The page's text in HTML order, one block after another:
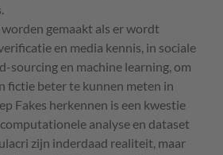
gemaakt als er wordt
en media kennis, in sociale
sourcing en machine learning, om
fictie beter te kunnen meten in
Fakes herkennen is een kwestie
analyse en dataset
zijn inderdaad realiteit, maar